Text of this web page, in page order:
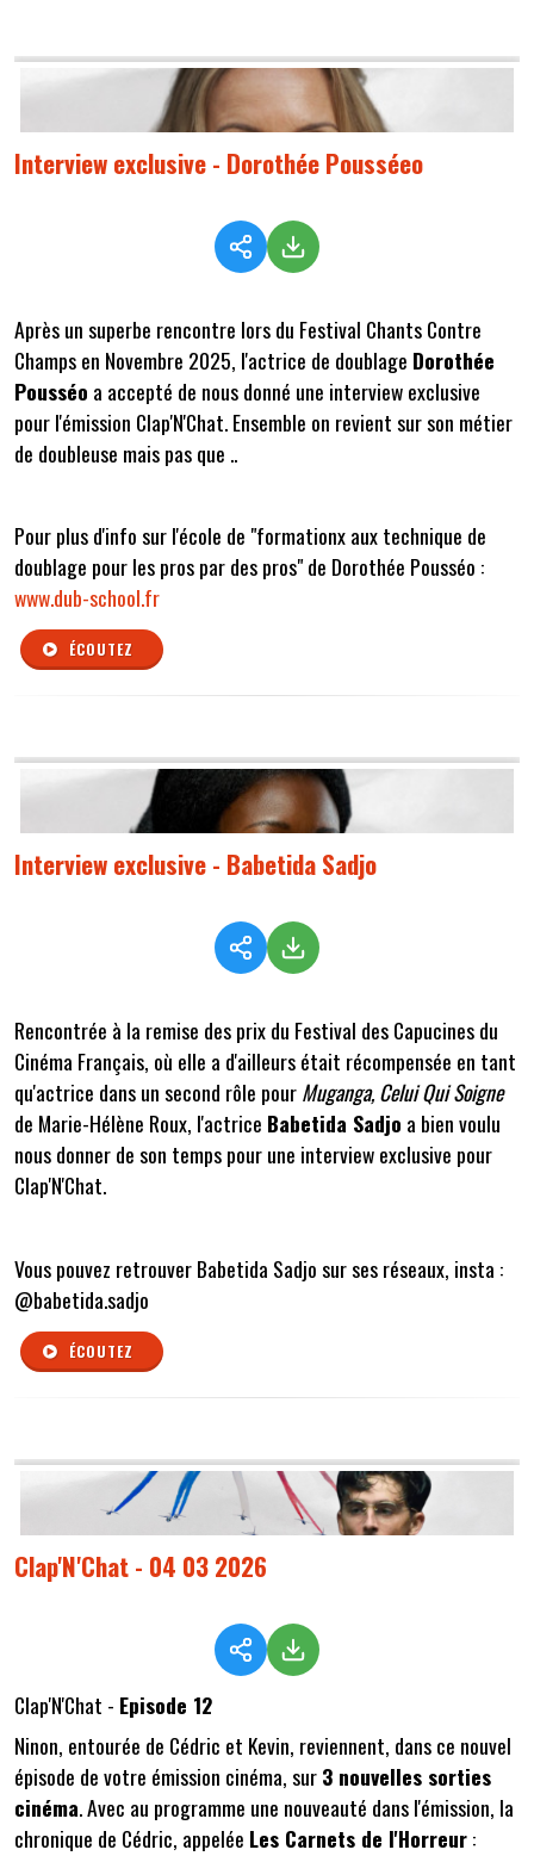
Interview exclusive - Dorothée Pousséeo
Après un superbe rencontre lors du Festival Chants Contre
Champs en Novembre 2025, l'actrice de doublage Dorothée
Pousséo a accepté de nous donné une interview exclusive
pour l'émission Clap'N'Chat. Ensemble on revient sur son métier
de doubleuse mais pas que ..
Pour plus d'info sur l'école de "formationx aux technique de
doublage pour les pros par des pros" de Dorothée Pousséo :
www.dub-school.fr
ÉCOUTEZ
Interview exclusive - Babetida Sadjo
Rencontrée à la remise des prix du Festival des Capucines du
Cinéma Français, où elle a d'ailleurs était récompensée en tant
qu'actrice dans un second rôle pourMuganga, Celui Qui Soigne
de Marie-Hélène Roux, l'actrice Babetida Sadjo a bien voulu
nous donner de son temps pour une interview exclusive pour
Clap'N'Chat.
Vous pouvez retrouver Babetida Sadjo sur ses réseaux, insta :
@babetida.sadjo
ÉCOUTEZ
Clap'N'Chat - 04 03 2026
Clap'N'Chat - Episode 12
Ninon, entourée de Cédric et Kevin, reviennent, dans ce nouvel
épisode de votre émission cinéma, sur3 nouvelles sorties
cinéma. Avec au programme une nouveauté dans l'émission, la
chronique de Cédric, appelée Les Carnets de l'Horreur: